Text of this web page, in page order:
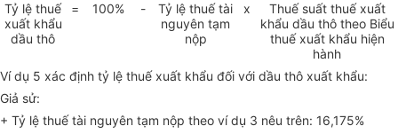
Tỷ lệ thuế
xuất khẩu
dầu thô
= 100% -
Tỷ lệ thuế tài
nguyên tạm
nộp
x
Thuế suất thuế xuất
khẩu dầu thô theo Biểu
thuế xuất khẩu hiện
hành
Ví dụ 5 xác định tỷ lệ thuế xuất khẩu đối với dầu thô xuất khẩu:
Giả sử:
+ Tỷ lệ thuế tài nguyên tạm nộp theo ví dụ 3 nêu trên: 16,175%